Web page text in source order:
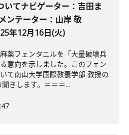
いてナビゲーター：吉田ま
ンテーター：山岸 敬
年12月16日(火)
薬フェンタニルを「大量破壊兵
意向を示しました。このフェン
て南山大学国際教養学部 教授の
きします。＝＝＝...